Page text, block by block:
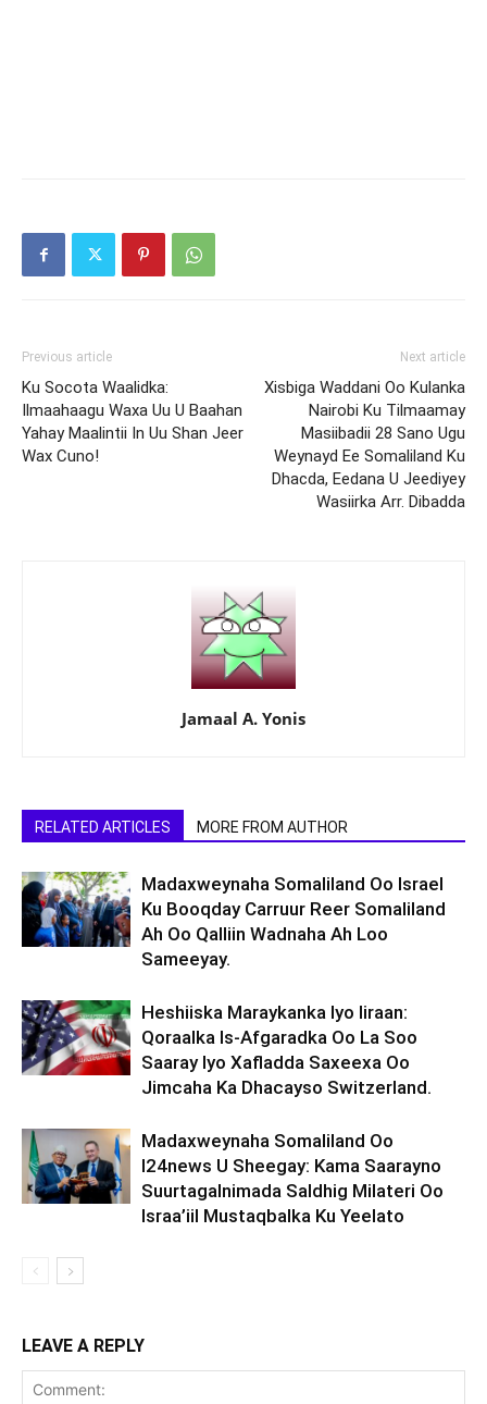
Previous article
Ku Socota Waalidka:
Ilmaahaagu Waxa Uu U Baahan
Yahay Maalintii In Uu Shan Jeer
Wax Cuno!
Next article
Xisbiga Waddani Oo Kulanka
Nairobi Ku Tilmaamay
Masiibadii 28 Sano Ugu
Weynayd Ee Somaliland Ku
Dhacda, Eedana U Jeediyey
Wasiirka Arr. Dibadda
Jamaal A. Yonis
RELATED ARTICLES MORE FROM AUTHOR
Madaxweynaha Somaliland Oo Israel
Ku Booqday Carruur Reer Somaliland
Ah Oo Qalliin Wadnaha Ah Loo
Sameeyay.
Heshiiska Maraykanka Iyo Iiraan:
Qoraalka Is-Afgaradka Oo La Soo
Saaray Iyo Xafladda Saxeexa Oo
Jimcaha Ka Dhacayso Switzerland.
Madaxweynaha Somaliland Oo
I24news U Sheegay: Kama Saarayno
Suurtagalnimada Saldhig Milateri Oo
Israa’iil Mustaqbalka Ku Yeelato
LEAVE A REPLY